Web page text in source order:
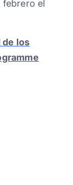
febrero el
de los